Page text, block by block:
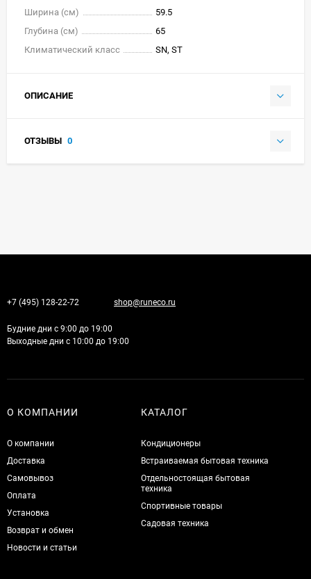
Ширина (см)
59.5
Глубина (см)
65
Климатический класс
SN, ST
ОПИСАНИЕ
ОТЗЫВЫ 0
+7 (495) 128-22-72 shop@runeco.ru
Будние дни с 9:00 до 19:00
Выходные дни с 10:00 до 19:00
О КОМПАНИИ
О компании
Доставка
Самовывоз
Оплата
Установка
Возврат и обмен
Новости и статьи
КАТАЛОГ
Кондиционеры
Встраиваемая бытовая техника
Отдельностоящая бытовая
техника
Спортивные товары
Садовая техника